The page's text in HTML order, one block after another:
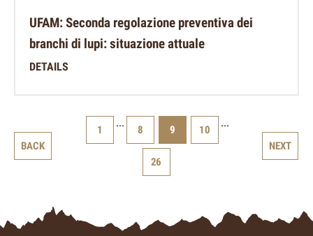
UFAM: Seconda regolazione preventiva dei
branchi di lupi: situazione attuale
DETAILS
BACK
1
...
8 9 10
...
26
NEXT